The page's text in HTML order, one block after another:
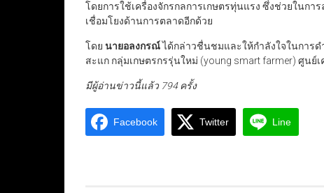
โดยการใช้เครื่องจักรกลการเกษตรทุ่นแรง ซึ่งช่วยในกา
เชื่อมโยงด้านการตลาดอีกด้วย
โดย นายอลงกรณ์ได้กล่าวชื่นชมและให้กำลังใจในการ
สะแก กลุ่มเกษตรกรรุ่นใหม่ (young smart farmer) ศูน
มีผู้อ่านข่าวนี้แล้ว 794 ครั้ง
Facebook Twitter Line